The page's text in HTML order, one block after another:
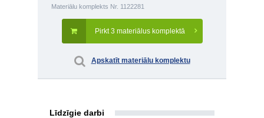
Materiālu komplekts Nr. 1122281
Pirkt 3 materiālus komplektā
Apskatīt materiālu komplektu
Līdzīgie darbi